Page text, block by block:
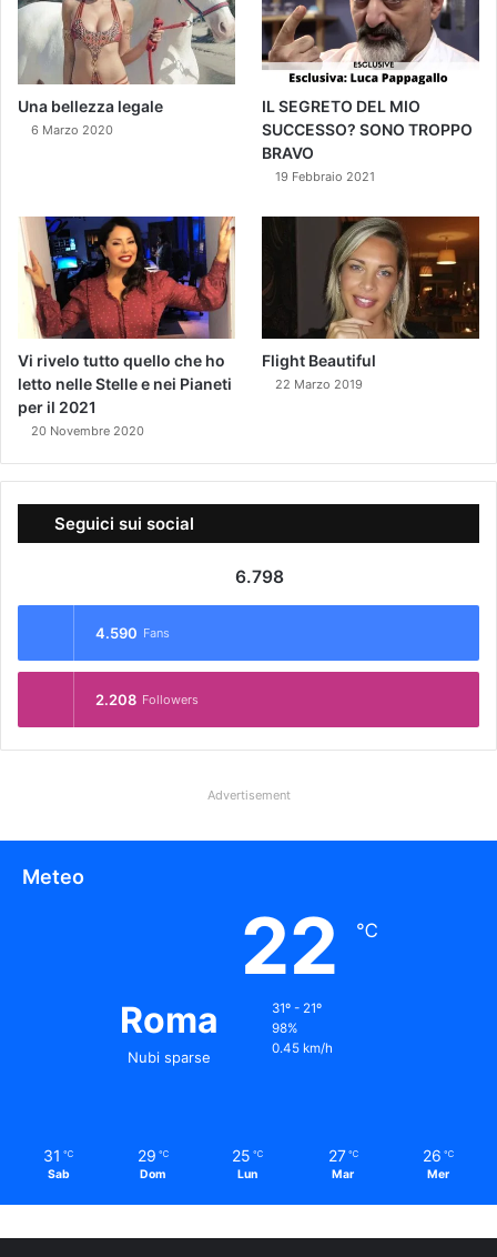
Una bellezza legale
6 Marzo 2020
IL SEGRETO DEL MIO
SUCCESSO? SONO TROPPO
BRAVO
19 Febbraio 2021
Vi rivelo tutto quello che ho
letto nelle Stelle e nei Pianeti
per il 2021
20 Novembre 2020
Flight Beautiful
22 Marzo 2019
Seguici sui social
6.798
4.590 Fans
2.208 Followers
Advertisement
Meteo
Roma
Nubi sparse
22 ℃
31º - 21º
98%
0.45 km/h
31 ℃
Sab
29 ℃
Dom
25 ℃
Lun
27 ℃
Mar
26 ℃
Mer